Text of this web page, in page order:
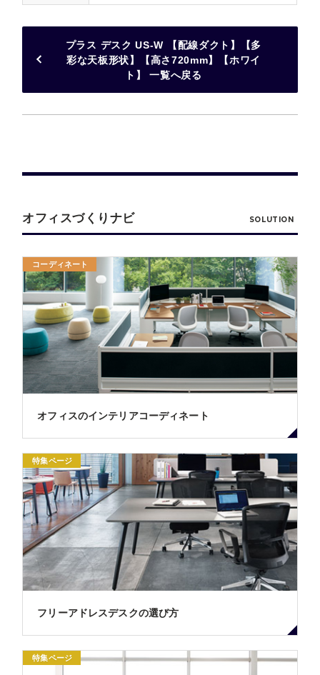
プラス デスク US-W 【配線ダクト】【多
彩な天板形状】【高さ720mm】【ホワイ
ト】 一覧へ戻る
オフィスづくりナビ SOLUTION
コーディネート
オフィスのインテリアコーディネート
特集ページ
フリーアドレスデスクの選び方
特集ページ